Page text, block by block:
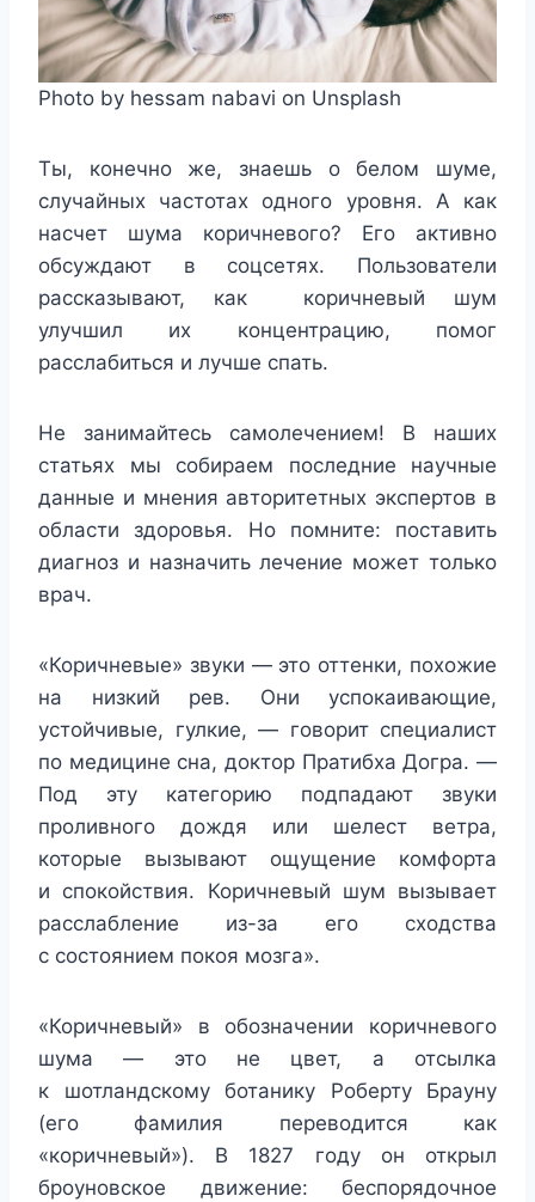
Photo by hessam nabavi on Unsplash
Ты, конечно же, знаешь о белом шуме,
случайных частотах одного уровня. А как
насчет шума коричневого? Его активно
обсуждают в соцсетях. Пользователи
рассказывают, как коричневый шум
улучшил их концентрацию, помог
расслабиться и лучше спать.
Не занимайтесь самолечением!
В наших
статьях мы собираем последние научные
данные и мнения авторитетных экспертов в
области здоровья. Но помните: поставить
диагноз и назначить лечение может только
врач.
«Коричневые» звуки — это оттенки, похожие
на низкий рев. Они успокаивающие,
устойчивые, гулкие, — говорит специалист
по медицине сна, доктор Пратибха Догра. —
Под эту категорию подпадают звуки
проливного дождя или шелест ветра,
которые вызывают ощущение комфорта
и спокойствия. Коричневый шум вызывает
расслабление из-за его сходства
с состоянием покоя мозга».
«Коричневый» в обозначении коричневого
шума — это не цвет, а отсылка
к шотландскому ботанику Роберту Брауну
(его фамилия переводится как
«коричневый»). В 1827 году он открыл
броуновское движение: беспорядочное